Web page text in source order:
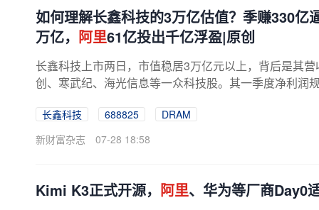
如何理解长鑫科技的3万亿估值？季赚330亿
万亿， 阿里61亿投出千亿浮盈|原创
长鑫科技上市两日，市值稳居3万亿元以上，背后是其
创、寒武纪、海光信息等一众科技股。其一季度净利润
长鑫科技 688825
DRAM
新财富杂志
07-28 18:58
Kimi K3正式开源， 阿里、华为等厂商Day0